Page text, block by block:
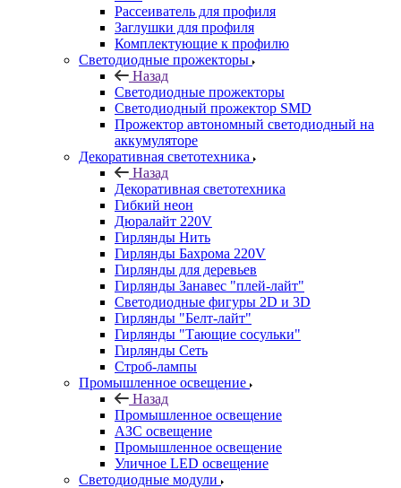
Рассеиватель для профиля
Заглушки для профиля
Комплектующие к профилю
Светодиодные прожекторы
Назад
Светодиодные прожекторы
Светодиодный прожектор SMD
Прожектор автономный светодиодный на
аккумуляторе
Декоративная светотехника
Назад
Декоративная светотехника
Гибкий неон
Дюралайт 220V
Гирлянды Нить
Гирлянды Бахрома 220V
Гирлянды для деревьев
Гирлянды Занавес "плей-лайт"
Светодиодные фигуры 2D и 3D
Гирлянды "Белт-лайт"
Гирлянды "Тающие сосульки"
Гирлянды Сеть
Строб-лампы
Промышленное освещение
Назад
Промышленное освещение
АЗС освещение
Промышленное освещение
Уличное LED освещение
Светодиодные модули